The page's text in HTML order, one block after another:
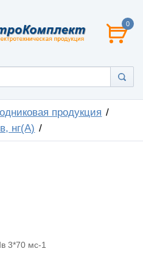
0
продукция
нг(А)